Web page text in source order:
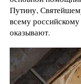
Путину,
всему
оказывают.